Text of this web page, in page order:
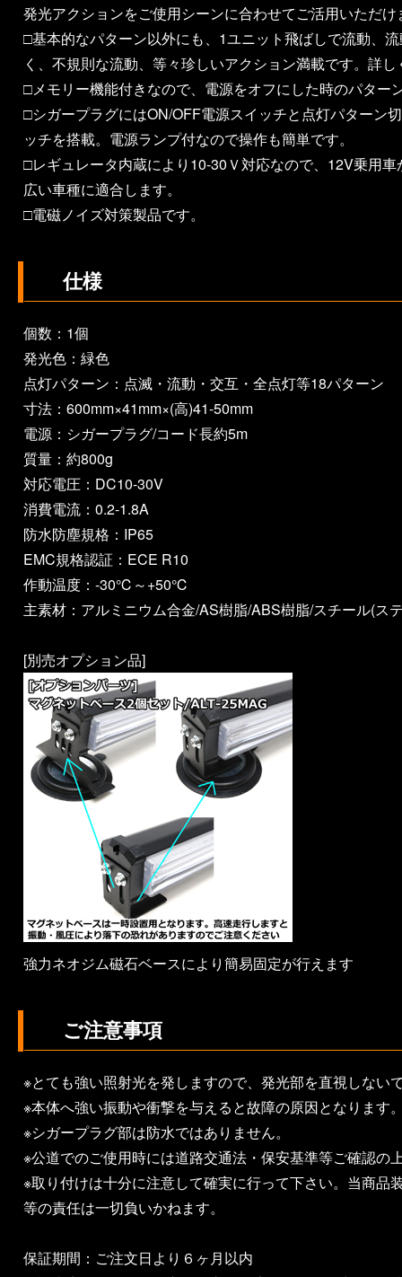
発光アクションをご使用シーンに合わせてご活用いただけ
□基本的なパターン以外にも、1ユニット飛ばしで流動、
く、不規則な流動、等々珍しいアクション満載です。詳
□メモリー機能付きなので、電源をオフにした時のパター
□シガープラグにはON/OFF電源スイッチと点灯パターン
ッチを搭載。電源ランプ付なので操作も簡単です。
□レギュレータ内蔵により10-30Ｖ対応なので、12V乗用
広い車種に適合します。
□電磁ノイズ対策製品です。
仕様
個数：1個
発光色：緑色
点灯パターン：点滅・流動・交互・全点灯等18パターン
寸法：600mm×41mm×(高)41-50mm
電源：シガープラグ/コード長約5m
質量：約800g
対応電圧：DC10-30V
消費電流：0.2-1.8A
防水防塵規格：IP65
EMC規格認証：ECE R10
作動温度：-30℃～+50℃
主素材：アルミニウム合金/AS樹脂/ABS樹脂/スチール(ス
[別売オプション品]
強力ネオジム磁石ベースにより簡易固定が行えます
ご注意事項
※とても強い照射光を発しますので、発光部を直視しない
※本体へ強い振動や衝撃を与えると故障の原因となります
※シガープラグ部は防水ではありません。
※公道でのご使用時には道路交通法・保安基準等ご確認の
※取り付けは十分に注意して確実に行って下さい。当商品
等の責任は一切負いかねます。
保証期間：ご注文日より６ヶ月以内